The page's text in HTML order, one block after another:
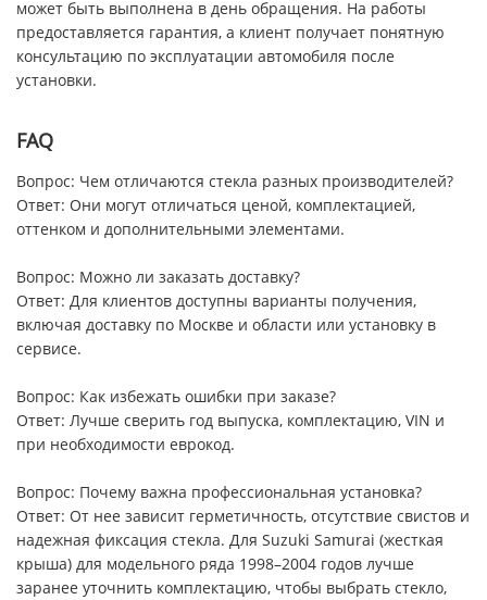
может быть выполнена в день обращения. На работы
предоставляется гарантия, а клиент получает понятную
консультацию по эксплуатации автомобиля после
установки.
FAQ
Вопрос: Чем отличаются стекла разных производителей?
Ответ: Они могут отличаться ценой, комплектацией,
оттенком и дополнительными элементами.
Вопрос: Можно ли заказать доставку?
Ответ: Для клиентов доступны варианты получения,
включая доставку по Москве и области или установку в
сервисе.
Вопрос: Как избежать ошибки при заказе?
Ответ: Лучше сверить год выпуска, комплектацию, VIN и
при необходимости еврокод.
Вопрос: Почему важна профессиональная установка?
Ответ: От нее зависит герметичность, отсутствие свистов и
надежная фиксация стекла. Для Suzuki Samurai (жесткая
крыша) для модельного ряда 1998–2004 годов лучше
заранее уточнить комплектацию, чтобы выбрать стекло,